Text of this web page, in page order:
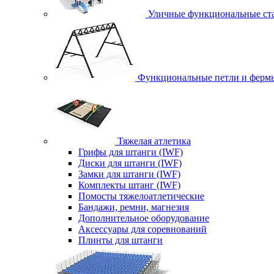
Уличные функциональные
Функциональные петли и
Тяжелая атлетика
Грифы для штанги (IWF)
Диски для штанги (IWF)
Замки для штанги (IWF)
Комплекты штанг (IWF)
Помосты тяжелоатлетические
Бандажи, ремни, магнезия
Дополнительное оборудование
Аксессуары для соревнований
Плинты для штанги